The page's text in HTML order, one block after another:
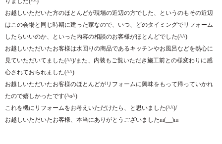
お越しいただいた方のほとんどが現場の近辺の方でした、というのもその近辺
はこの会場と同じ時期に建った家なので、いつ、どのタイミングでリフォーム
したらいいのか、といった内容の相談のお客様がほとんどでした(^^)
お越しいただいたお客様は水回りの商品であるキッチンやお風呂などを熱心に
見ていただいてました(^^)/また、内装もご覧いただき施工前との様変わりに感
心されておられました(^^)
お越しいただいたお客様のほとんどがリフォームに興味をもって帰っていかれ
たので嬉しかったです(^o^)
これを機にリフォームをお考えいただけたら、と思いました(^^)/
お越しいただいたお客様、本当にありがとうございましたm(__)m